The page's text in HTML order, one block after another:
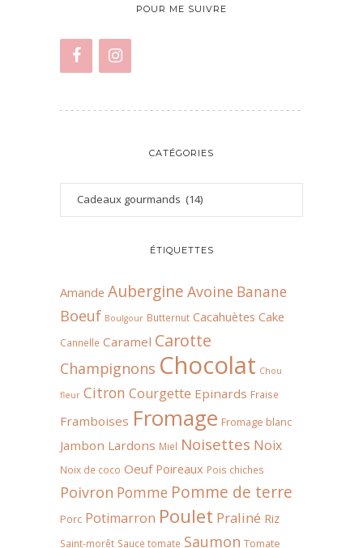
POUR ME SUIVRE
CATÉGORIES
ÉTIQUETTES
Amande Aubergine Avoine Banane
Boeuf Boulgour Butternut Cacahuètes Cake
Cannelle Caramel Carotte
Champignons Chocolat Chou
fleur Citron Courgette Epinards Fraise
Framboises Fromage Fromage blanc
Jambon Lardons Miel Noisettes Noix
Noix de coco Oeuf Poireaux Pois chiches
Poivron Pomme Pomme de terre
Porc Potimarron Poulet Praliné Riz
Saint-morêt Sauce tomate Saumon Tomate